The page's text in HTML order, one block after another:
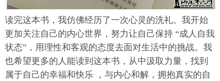
读完这本书，我仿佛经历了一次心灵的洗礼。我开始
更加关注自己的内心世界，努力让自己保持 “成人自我
状态”，用理性和客观的态度去面对生活中的挑战。我
也希望更多的人能读到这本书，从中汲取力量，找到
属于自己的幸福和快乐 ，与内心和解，拥抱真实的自